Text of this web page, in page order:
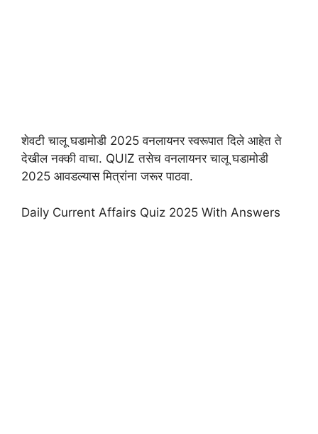
शेवटी चालू घडामोडी 2025 वनलायनर स्वरूपात दिले आहेत ते
देखील नक्की वाचा. QUIZ तसेच वनलायनर चालू घडामोडी
2025 आवडल्यास मित्रांना जरूर पाठवा.
Daily Current Affairs Quiz 2025 With Answers